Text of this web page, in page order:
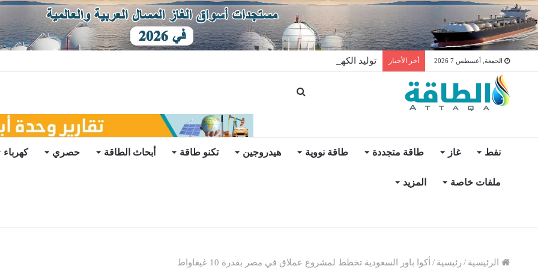
الجمعة, أغسطس 7 2026 أخر الأخبار توليد الكهرباء بالغاز في الإمارات يرتفع للعام الثاني
نفط غاز طاقة متجددة طاقة نووية هيدروجين تكنو طاقة أبحاث الطاقة حصري كهرباء
ملفات خاصة المزيد
الرئيسية /رئيسية / أكوا باور السعودية تخطط لمشروع عملاق في مصر بقدرة 10 غيغاواط